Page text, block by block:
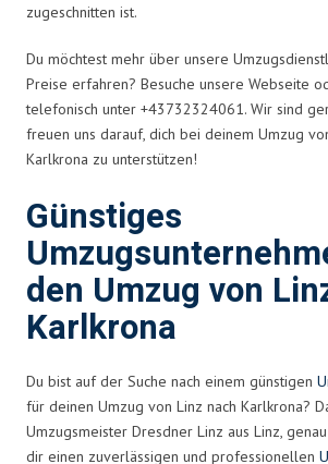
zugeschnitten ist.
Du möchtest mehr über unsere
Preise erfahren? Besuche unsere Webseite
telefonisch unter +43732324061. Wir sind
freuen uns darauf, dich bei deinem Umzug
Karlkrona zu unterstützen!
Günstiges
den Umzug von
Karlkrona
Du bist auf der Suche nach einem günstigen
für deinen Umzug von Linz nach Karlkrona?
Umzugsmeister Dresdner Linz aus Linz,
dir einen zuverlässigen und professionellen